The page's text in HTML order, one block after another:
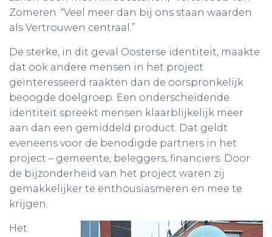
Zomeren. “Veel meer dan bij ons staan waarden
als Vertrouwen centraal.”
De sterke, in dit geval Oosterse identiteit, maakte
dat ook andere mensen in het project
geïnteresseerd raakten dan de oorspronkelijk
beoogde doelgroep. Een onderscheidende
identiteit spreekt mensen klaarblijkelijk meer
aan dan een gemiddeld product. Dat geldt
eveneens voor de benodigde partners in het
project – gemeente, beleggers, financiers. Door
de bijzonderheid van het project waren zij
gemakkelijker te enthousiasmeren en mee te
krijgen.
Het